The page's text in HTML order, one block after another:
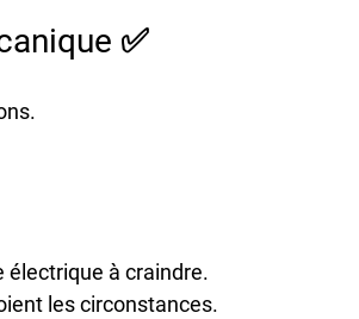
✅
électrique à craindre.
les circonstances.